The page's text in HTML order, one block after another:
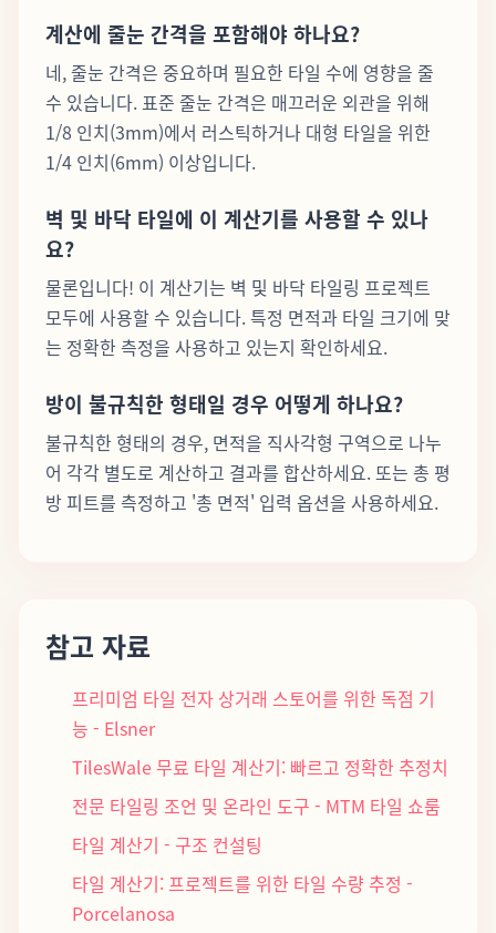
계산에 줄눈 간격을 포함해야 하나요?
네, 줄눈 간격은 중요하며 필요한 타일 수에 영향을 줄
수 있습니다. 표준 줄눈 간격은 매끄러운 외관을 위해
1/8 인치(3mm)에서 러스틱하거나 대형 타일을 위한
1/4 인치(6mm) 이상입니다.
벽 및 바닥 타일에 이 계산기를 사용할 수 있나
요?
물론입니다! 이 계산기는 벽 및 바닥 타일링 프로젝트
모두에 사용할 수 있습니다. 특정 면적과 타일 크기에 맞
는 정확한 측정을 사용하고 있는지 확인하세요.
방이 불규칙한 형태일 경우 어떻게 하나요?
불규칙한 형태의 경우, 면적을 직사각형 구역으로 나누
어 각각 별도로 계산하고 결과를 합산하세요. 또는 총 평
방 피트를 측정하고 '총 면적' 입력 옵션을 사용하세요.
참고 자료
프리미엄 타일 전자 상거래 스토어를 위한 독점 기
능 - Elsner
TilesWale 무료 타일 계산기: 빠르고 정확한 추정치
전문 타일링 조언 및 온라인 도구 - MTM 타일 쇼룸
타일 계산기 - 구조 컨설팅
타일 계산기: 프로젝트를 위한 타일 수량 추정 -
Porcelanosa